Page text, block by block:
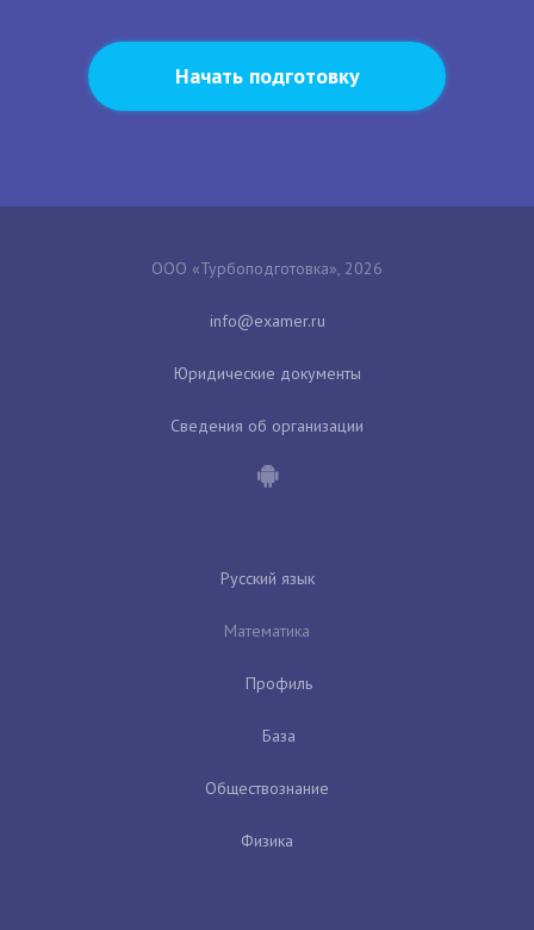
Начать подготовку
ООО «Турбоподготовка», 2026
Юридические документы
Сведения об организации
Русский язык
Математика
Профиль
База
Обществознание
Физика